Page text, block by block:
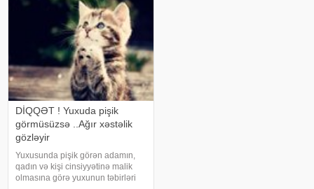
DİQQƏT ! Yuxuda pişik
görmüsüzsə ..Ağır xəstəlik
gözləyir
Yuxusunda pişik görən adamın,
qadın və kişi cinsiyyətinə malik
olmasına görə yuxunun təbirləri